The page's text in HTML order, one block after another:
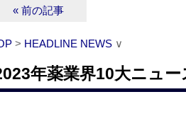
« 前の記事
> HEADLINE NEWS ∨
年薬業界10大ニュ